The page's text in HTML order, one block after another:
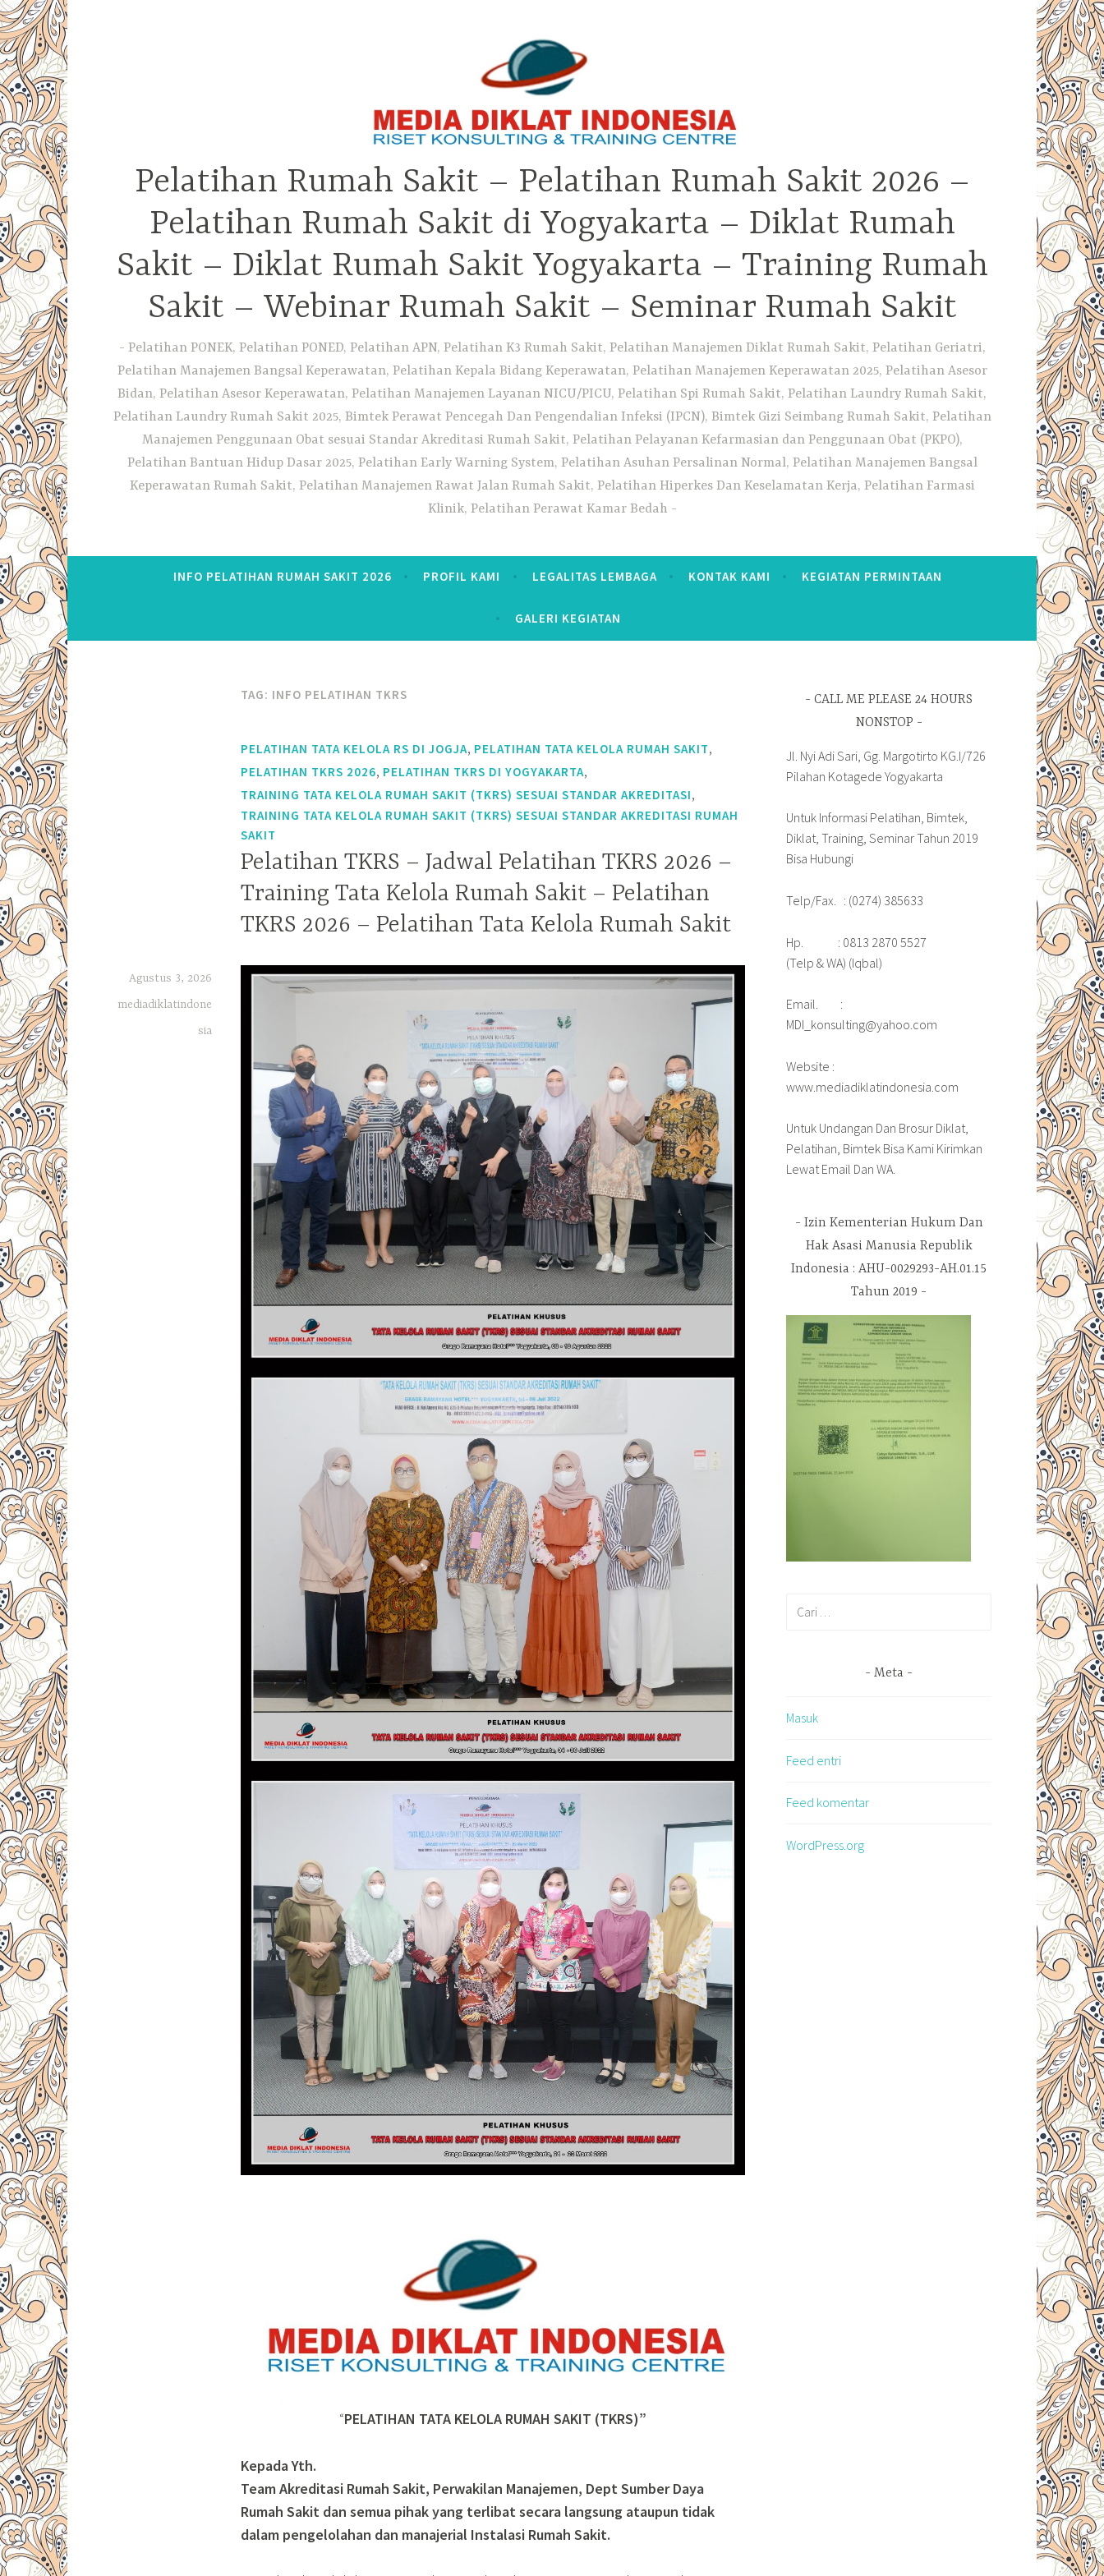
Pelatihan Rumah Sakit – Pelatihan Rumah Sakit 2026 –
Pelatihan Rumah Sakit di Yogyakarta – Diklat Rumah
Sakit – Diklat Rumah Sakit Yogyakarta – Training Rumah
Sakit – Webinar Rumah Sakit – Seminar Rumah Sakit
Pelatihan PONEK, Pelatihan PONED, Pelatihan APN, Pelatihan K3 Rumah Sakit, Pelatihan Manajemen Diklat Rumah Sakit, Pelatihan Geriatri,
Pelatihan Manajemen Bangsal Keperawatan, Pelatihan Kepala Bidang Keperawatan, Pelatihan Manajemen Keperawatan 2025, Pelatihan Asesor
Bidan, Pelatihan Asesor Keperawatan, Pelatihan Manajemen Layanan NICU/PICU, Pelatihan Spi Rumah Sakit, Pelatihan Laundry Rumah Sakit,
Pelatihan Laundry Rumah Sakit 2025, Bimtek Perawat Pencegah Dan Pengendalian Infeksi (IPCN), Bimtek Gizi Seimbang Rumah Sakit, Pelatihan
Manajemen Penggunaan Obat sesuai Standar Akreditasi Rumah Sakit, Pelatihan Pelayanan Kefarmasian dan Penggunaan Obat (PKPO),
Pelatihan Bantuan Hidup Dasar 2025, Pelatihan Early Warning System, Pelatihan Asuhan Persalinan Normal, Pelatihan Manajemen Bangsal
Keperawatan Rumah Sakit, Pelatihan Manajemen Rawat Jalan Rumah Sakit, Pelatihan Hiperkes Dan Keselamatan Kerja, Pelatihan Farmasi
Klinik, Pelatihan Perawat Kamar Bedah
INFO PELATIHAN RUMAH SAKIT 2026 PROFIL KAMI LEGALITAS LEMBAGA KONTAK KAMI KEGIATAN PERMINTAAN
GALERI KEGIATAN
TAG: INFO PELATIHAN TKRS
PELATIHAN TATA KELOLA RS DI JOGJA, PELATIHAN TATA KELOLA RUMAH SAKIT,
PELATIHAN TKRS 2026, PELATIHAN TKRS DI YOGYAKARTA,
TRAINING TATA KELOLA RUMAH SAKIT (TKRS) SESUAI STANDAR AKREDITASI,
TRAINING TATA KELOLA RUMAH SAKIT (TKRS) SESUAI STANDAR AKREDITASI RUMAH
SAKIT
Pelatihan TKRS – Jadwal Pelatihan TKRS 2026 –
Training Tata Kelola Rumah Sakit – Pelatihan
TKRS 2026 – Pelatihan Tata Kelola Rumah Sakit
Agustus 3, 2026
mediadiklatindone
sia
“PELATIHAN TATA KELOLA RUMAH SAKIT (TKRS)”
Kepada Yth.
Team Akreditasi Rumah Sakit, Perwakilan Manajemen, Dept Sumber Daya
Rumah Sakit dan semua pihak yang terlibat secara langsung ataupun tidak
dalam pengelolahan dan manajerial Instalasi Rumah Sakit.
CALL ME PLEASE 24 HOURS
NONSTOP
Jl. Nyi Adi Sari, Gg. Margotirto KG.I/726
Pilahan Kotagede Yogyakarta
Untuk Informasi Pelatihan, Bimtek,
Diklat, Training, Seminar Tahun 2019
Bisa Hubungi
Telp/Fax. : (0274) 385633
Hp. : 0813 2870 5527
(Telp & WA) (Iqbal)
Email. :
MDI_konsulting@yahoo.com
Website :
www.mediadiklatindonesia.com
Untuk Undangan Dan Brosur Diklat,
Pelatihan, Bimtek Bisa Kami Kirimkan
Lewat Email Dan WA.
Izin Kementerian Hukum Dan
Hak Asasi Manusia Republik
Indonesia : AHU-0029293-AH.01.15
Tahun 2019
Meta
Masuk
Feed entri
Feed komentar
WordPress.org